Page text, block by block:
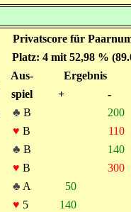
Privatscore für
Platz: 4 mit 52,98 %
Aus-
Ergebnis
spiel
+
-
♣ B
200
♥ B
110
♣ B
140
♥ B
300
♣ A
50
♥ 5
140